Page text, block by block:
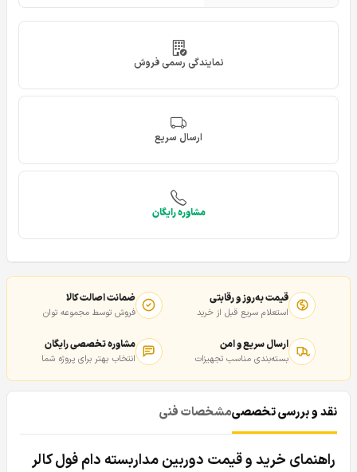
نمایندگی رسمی فروش
ارسال سریع
مشاوره رایگان
قیمت به‌روز و رقابتی
استعلام سریع قبل از خرید
ضمانت اصالت کالا
فروش توسط مجموعه توان
ارسال سریع و امن
بسته‌بندی مناسب تجهیزات
مشاوره تخصصی رایگان
انتخاب بهتر برای پروژه شما
نقد و بررسی تخصصیمشخصات فنی
راهنمای خرید و قیمت دوربین مداربسته دام فول کالر